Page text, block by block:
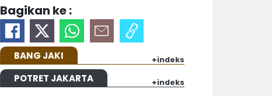
Bagikan ke :
BANG JAKI +indeks
POTRET JAKARTA +indeks